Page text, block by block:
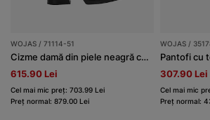
WOJAS / 71114-51
Cizme damă din piele neagră cu toc tăiat
615.90 Lei
Cel mai mic preț: 703.99 Lei
Preț normal: 879.00 Lei
WOJAS /
307.90 Lei
Cel mai mic
Preț normal: